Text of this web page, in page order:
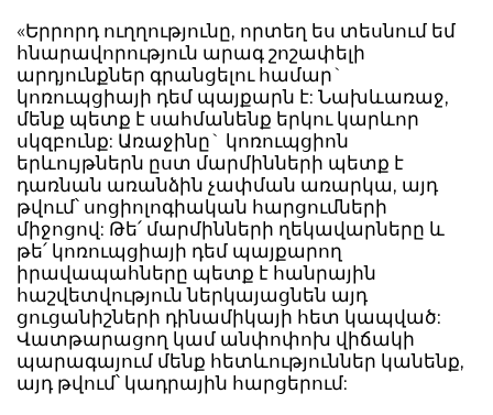
«Երրորդ ուղղությունը, որտեղ ես տեսնում եմ
հնարավորություն արագ շոշափելի
արդյունքներ գրանցելու համար`
կոռուպցիայի դեմ պայքարն է: Նախևառաջ,
մենք պետք է սահմանենք երկու կարևոր
սկզբունք: Առաջինը` կոռուպցիոն
երևույթներն ըստ մարմինների պետք է
դառնան առանձին չափման առարկա, այդ
թվում՝ սոցիոլոգիական հարցումների
միջոցով: Թե՛ մարմինների ղեկավարները և
թե՛ կոռուպցիայի դեմ պայքարող
իրավապահները պետք է հանրային
հաշվետվություն ներկայացնեն այդ
ցուցանիշների դինամիկայի հետ կապված:
Վատթարացող կամ անփոփոխ վիճակի
պարագայում մենք հետևություններ կանենք,
այդ թվում՝ կադրային հարցերում: